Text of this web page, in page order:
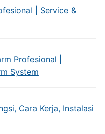
| Service &
Profesional |
System
Cara Kerja, Instalasi